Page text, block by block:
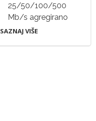
25/50/100/500
Mb/s agregirano
SAZNAJ VIŠE